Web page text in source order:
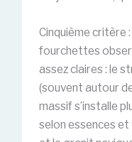
Cinquième critère
fourchettes
assez claires : le
(souvent autour
massif s’installe
selon essences